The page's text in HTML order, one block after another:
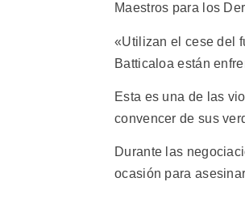
Maestros para los
«Utilizan el cese del
Batticaloa están
Esta es una de las
convencer de sus
Durante las
ocasión para